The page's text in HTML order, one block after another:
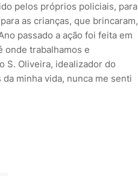
pelos próprios policiais, para
as crianças, que brincaram,
passado a ação foi feita em
onde trabalhamos e
S. Oliveira, idealizador do
minha vida, nunca me senti